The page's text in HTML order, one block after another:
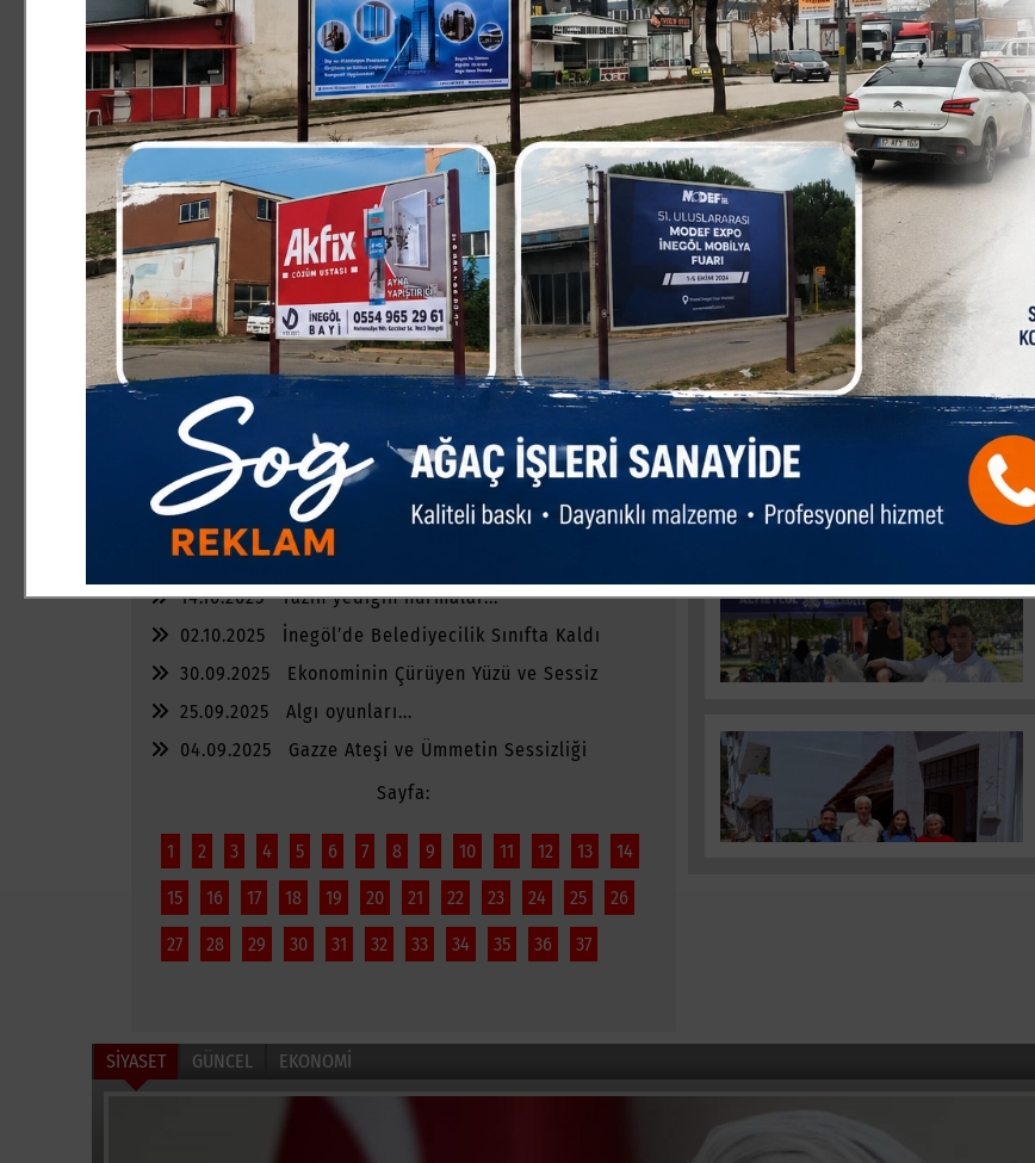
değerli ilçe halkına ibret olsun diye anlatacağım…
SİYASET GÜNCEL EKONOMİ
24.06.2026
Yüzüne Fener Tutulmuş Tavşanlar Ülkesi
04.02.2026
Bu şehir, sağduyuyu hak ediyor
07.01.2026
Boğazova’da Af Tartışması ve Asıl Sorun
28.12.2025
Yeni Yıldan Beklentim
19.12.2025
Çivisi Çıkan Gündem
16.12.2025
Olumsuz Haber Basına mı, Yönetime mi
Yazar?
11.12.2025
Sakın Mustafa Bozbey duymasın!
17.11.2025
Su Zammında Aslan, Hükümet Zammında
Kedi
06.11.2025
TENCERENİN GÜCÜ NEDEN YETMİYOR?
02.11.2025
Masaya Vuracak Abi Nerede
14.10.2025
Yazın yediğin hurmalar...
02.10.2025
İnegöl’de Belediyecilik Sınıfta Kaldı
30.09.2025
Ekonominin Çürüyen Yüzü ve Sessiz
25.09.2025
Algı oyunları...
04.09.2025
Gazze Ateşi ve Ümmetin Sessizliği
Sayfa:
1 2 3 4 5 6 7 8 9 10 11 12 13 14
15 16 17 18 19 20 21 22 23 24 25 26
27 28 29 30 31 32 33 34 35 36 37